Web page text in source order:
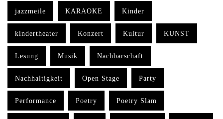
jazzmeile KARAOKE Kinder
kindertheater Konzert Kultur KUNST
Lesung Musik Nachbarschaft
Nachhaltigkeit Open Stage Party
Performance Poetry Poetry Slam